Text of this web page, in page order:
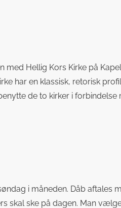
med Hellig Kors Kirke på
har en klassisk, retorisk
de to kirker i
i måneden. Dåb
skal ske på dagen. Man